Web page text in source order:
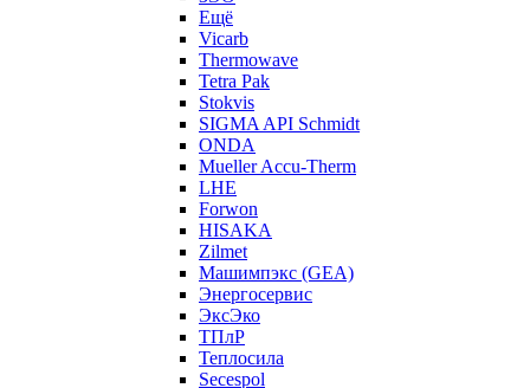
Ещё
Vicarb
Thermowave
Tetra Pak
Stokvis
SIGMA API Schmidt
ONDA
Mueller Accu-Therm
LHE
Forwon
HISAKA
Zilmet
Машимпэкс (GEA)
Энергосервис
ЭксЭко
ТПлР
Теплосила
Secespol